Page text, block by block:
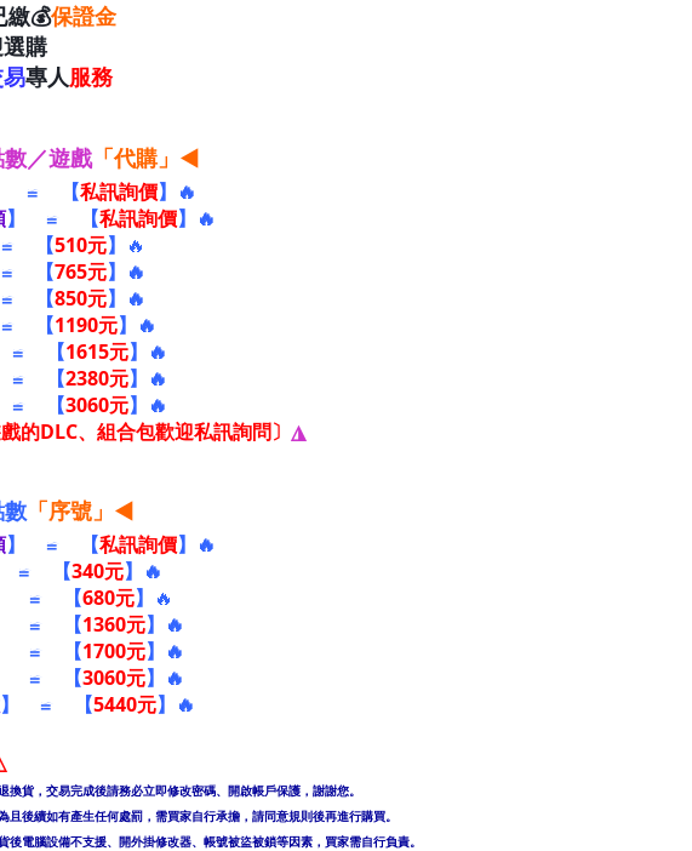
繳💰保證金
購
專人服務
／遊戲「代購」◀
≌ 【私訊詢價】🔥
】 ≌ 【私訊詢價】🔥
≌ 【510元】
🔥
≌ 【765元】
🔥
≌ 【850元】🔥
【1190元】🔥
≌ 【1615元】🔥
≌ 【2380元】
🔥
≌ 【3060元】🔥
的DLC、組合包歡迎私訊詢問〕 ◮
「序號 」◀
】 ≌ 【私訊詢價】🔥
≌ 【340元】🔥
≌ 【680元】
🔥
≌ 【1360元】
🔥
≌ 【1700元】🔥
≌ 【3060元】🔥
】 ≌ 【5440元】🔥
貨，交易完成後請務必立即修改密碼、開啟帳戶保護，謝謝您。
後續如有產生任何處罰，需買家自行承擔，請同意規則後再進行購買。
電腦設備不支援、開外掛修改器、帳號被盜被鎖等因素，買家需自行負責。